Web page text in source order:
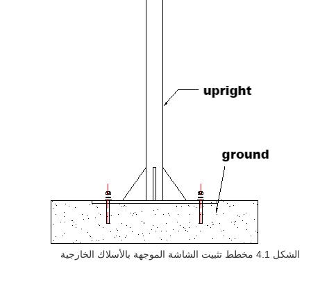
الشكل 4.1 مخطط تثبيت الشاشة الموجهة بالأسلاك الخارجية